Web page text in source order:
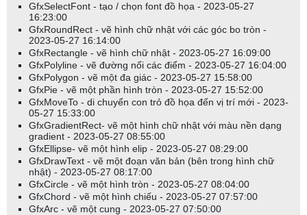
Ý nghĩa của tham số số chỉ mục khác nhau đối với các danh mục
GICS và ICB - số chỉ mục cho categoryGICS và categoryICB thực
sự là mã GICS/ICB. Ví dụ: 10 cho lĩnh vực năng lượng hoặc
351010 cho ngành "Thiết bị và Vật tư Y tế". Các mã này được cố
định ngay cả khi có thêm phân loại mới trong tương lai. Điều này có
nghĩa là bạn sẽ không cần phải thay đổi mã AFL ngay cả khi có
thêm phân loại mới. Tuy nhiên, điều quan trọng là hiểu rằng các
mã này hoạt động theo cách phân cấp. Vì vậy,
GetCategorySymbols(categoryGICS, 10)
sẽ trả về tất cả các biểu tượng thuộc lĩnh vực năng lượng, bao gồm
cả các biểu tượng trong lĩnh vực 10101010 - Khoan dầu và khí đốt
cũng như 10102050 - Than và Nhiên liệu tiêu thụ;
GfxSelectFont - tạo / chọn font đồ họa - 2023-05-27
16:23:00
GfxRoundRect - vẽ hình chữ nhật với các góc bo tròn -
2023-05-27 16:14:00
GfxRectangle - vẽ hình chữ nhật - 2023-05-27 16:09:00
GfxPolyline - vẽ đường nối các điểm - 2023-05-27 16:04:00
GfxPolygon - vẽ một đa giác - 2023-05-27 15:58:00
GfxPie - vẽ một phần hình tròn - 2023-05-27 15:52:00
GfxMoveTo - di chuyển con trỏ đồ họa đến vị trí mới - 2023-
05-27 15:33:00
GfxGradientRect- vẽ một hình chữ nhật với màu nền dạng
gradient - 2023-05-27 08:55:00
GfxEllipse- vẽ một hình elip - 2023-05-27 08:29:00
GfxDrawText - vẽ một đoạn văn bản (bên trong hình chữ
nhật) - 2023-05-27 08:17:00
GfxCircle - vẽ một hình tròn - 2023-05-27 08:04:00
GfxChord - vẽ một hình chiếu - 2023-05-27 07:57:00
GfxArc - vẽ một cung - 2023-05-27 07:50:00